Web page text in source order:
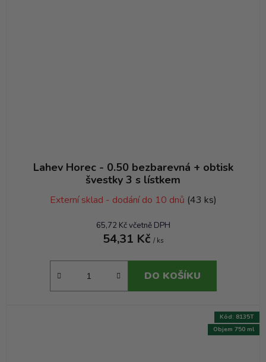
Lahev Horec - 0.50 bezbarevná + obtisk
švestky 3 s lístkem
Externí sklad - dodání do 10 dnů (43 ks)
65,72 Kč včetně DPH
54,31 Kč / ks
DO KOŠÍKU
Objem 750 ml
Kód: 8135T